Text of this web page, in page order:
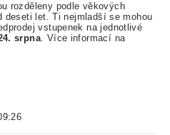
rozděleny podle věkových
deseti let. Ti nejmladší se mohou
vstupenek na jednotlivé
srpna. Více informací na